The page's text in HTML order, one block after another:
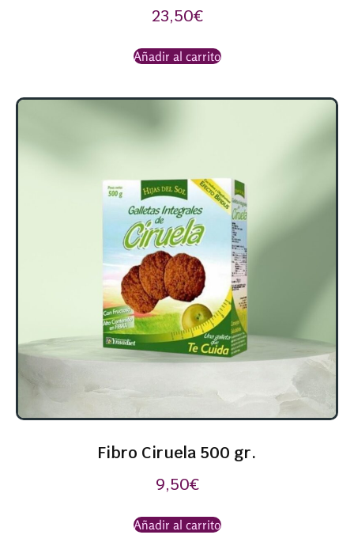
23,50€
Añadir al carrito
Fibro Ciruela 500 gr.
9,50€
Añadir al carrito